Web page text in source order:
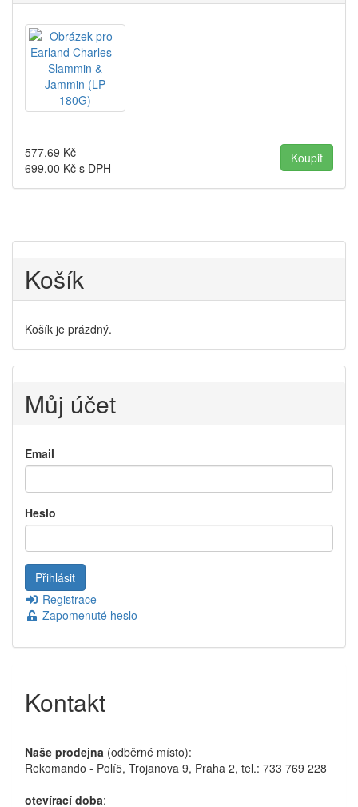
577,69 Kč
699,00 Kč s DPH
Košík
Košík je prázdný.
Můj účet
Email
Heslo
Registrace
Zapomenuté heslo
Kontakt
Naše prodejna (odběrné místo):
Rekomando - Polí5, Trojanova 9, Praha 2, tel.: 733 769 228
otevírací doba: